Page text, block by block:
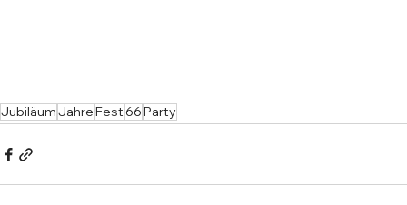
JubiläumJahreFest66Party